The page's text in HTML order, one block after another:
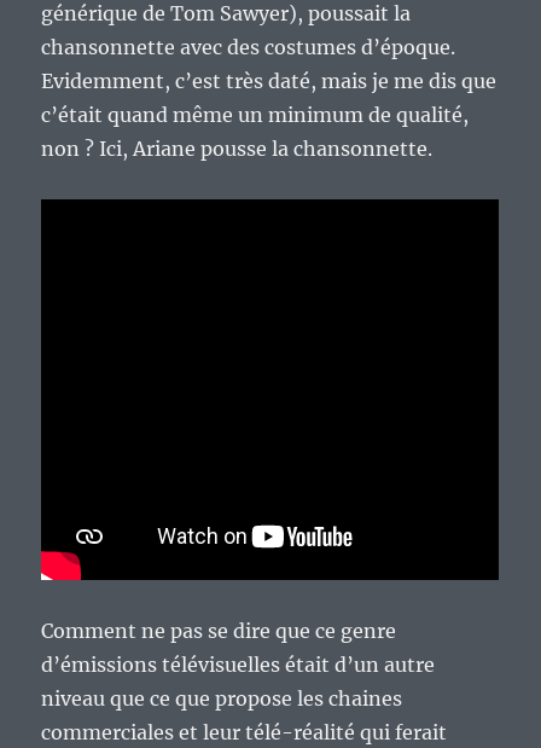
générique de Tom Sawyer), poussait la
chansonnette avec des costumes d’époque.
Evidemment, c’est très daté, mais je me dis que
c’était quand même un minimum de qualité,
non ? Ici, Ariane pousse la chansonnette.
Comment ne pas se dire que ce genre
d’émissions télévisuelles était d’un autre
niveau que ce que propose les chaines
commerciales et leur télé-réalité qui ferait